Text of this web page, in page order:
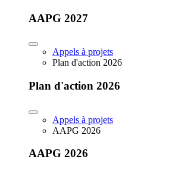
AAPG 2027
Appels à projets
Plan d'action 2026
Plan d'action 2026
Appels à projets
AAPG 2026
AAPG 2026